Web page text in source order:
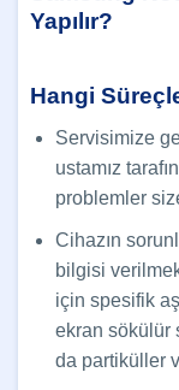
Yapılır?
Hangi
Servisimize
ustamız
problemler
Cihazın
bilgisi
için spesifik
ekran sökülür
da partiküller